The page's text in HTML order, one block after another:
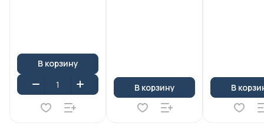
В корзину
В корзину В